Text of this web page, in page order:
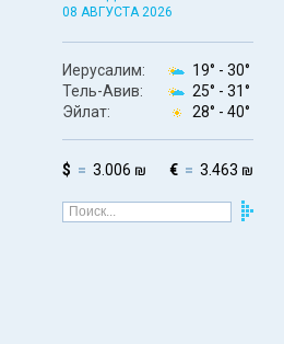
08 АВГУСТА 2026
Иерусалим: 19° - 30°
Тель-Авив:
25° - 31°
Эйлат:
28° - 40°
$ 3.006 ₪ € 3.463 ₪